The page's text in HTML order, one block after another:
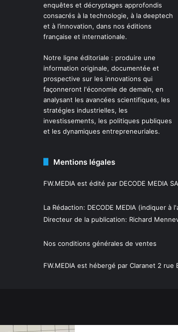
enquêtes et décryptages approfondis
consacrés à la technologie, à la deeptech
et à l’innovation, dans nos éditions
française et internationale.
Notre ligne éditoriale : produire une
information originale, documentée et
prospective sur les innovations qui
façonneront l'économie de demain, en
analysant les avancées scientifiques, les
stratégies industrielles, les
investissements, les politiques publiques
et les dynamiques entrepreneuriales.
Mentions légales
FW.MEDIA est édité par DECODE MEDIA
La Rédaction: DECODE MEDIA (indiquer
Directeur de la publication: Richard
Nos conditions générales de ventes
FW.MEDIA est hébergé par Claranet 2 rue